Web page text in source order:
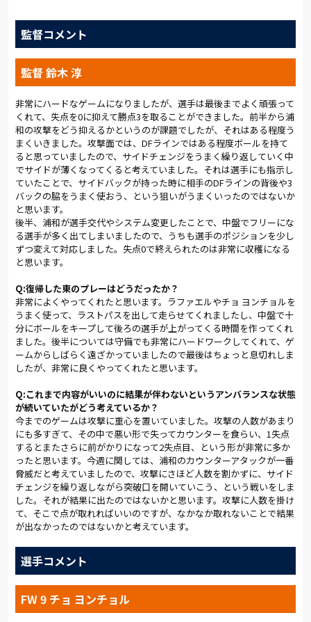
引き出し、自らも生きることができる彼の復帰は、勝利への期
待を加速させる。
新監督を迎えた相手は好調だが、現時点の調子や成績が意味を
成さないのは、過去のゲームが教えてくれている。「浦和を想
定して一週間準備をしてきたことを表現したい」という渡邉の
意気込みは、チーム全体に共通するものだ。
リーグ戦ホーム初勝利をつかむために。ファン・サポーター
と、歓喜を分かち合うために。譲れない思いを胸に秘め、選手
たちはダービーに挑む。
キックオフ後のざわめきがおさまりかけた８分、スタジアムに
オレンジ色の歓喜が走り抜ける。左サイドの渡邉からスルーパ
スを受けたチョ ヨンチョルが、カットインから見事な一撃をゴ
ール右スミに突き刺したのだ。「パスコースが見えたので迷い
なく出せた」と渡邉は話し、「すごくいいパスが出てきたので
決められて良かった」とチョ ヨンチョルも振り返る。完璧な意
思の疎通から生まれた先制弾だった。
その後もアルディージャは、しっかりとした守備をベースにゲー
ムをコントロールする。「攻」から「守」へ切り替わった瞬間
にブロックを敷き、相手に意図的にボールをまわさせる状況を
作り出す。「中を締めるのは意識していて、梅崎選手にボールを
出させた瞬間に坪内と挟むようにしました。そこはうまくいっ
たと思う」と語ったのは渡邉である。また、ダブルボランチの
一角を担う青木は、「今日はカルリーニョスが右、自分が左と
できるだけ分けるようにしました」と言う。個々の役割を明確
化し、そのうえで組織としての機能性を高めていったのであ
さらに加えて、選手同士の距離感も絶妙だった。ボールホルダー
への的確なサポートが、スムーズかつ鋭利なカウンターを実現
させていたのである。
27分に追加点が生まれたのは、試合の流れを考えれば当然だっ
ただろう。チョ ヨンチョルが左サイドからあげたクロスを、ラ
ファエルがヘディングで決めたのだ。ダービーに抜群の強さを
発揮する背番号10が、この日も"浦和キラー"ぶりを見せつけた
瞬間である。
リードを２点に拡げたアルディージャは、引き続きゲームをコン
トロールする。「ボールの奪い方が良かったので、カウンター
にうまくつなげられていた」とは青木だが、28分にもビッグチ
ャンスを迎えるなど、危なげない展開で前半終了のホイッスル
を聞いた。
的な布陣で挑んでくる。しかし、アルディージャは冷静に対応す
監督コメント
監督 鈴木 淳
非常にハードなゲームになりましたが、選手は最後までよく頑張って
くれて、失点を0に抑えて勝点3を取ることができました。前半から浦
和の攻撃をどう抑えるかというのが課題でしたが、それはある程度う
まくいきました。攻撃面では、DFラインではある程度ボールを持て
ると思っていましたので、サイドチェンジをうまく繰り返していく中
でサイドが薄くなってくると考えていました。それは選手にも指示し
ていたことで、サイドバックが持った時に相手のDFラインの背後や3
バックの脇をうまく使おう、という狙いがうまくいったのではないか
と思います。
後半、浦和が選手交代やシステム変更したことで、中盤でフリーにな
る選手が多く出てしまいましたので、うちも選手のポジションを少し
ずつ変えて対応しました。失点0で終えられたのは非常に収穫になる
と思います。
Q:復帰した東のプレーはどうだったか？
非常によくやってくれたと思います。ラファエルやチョ ヨンチョルを
うまく使って、ラストパスを出して走らせてくれましたし、中盤で十
分にボールをキープして後ろの選手が上がってくる時間を作ってくれ
ました。後半については守備でも非常にハードワークしてくれて、ゲ
ームからしばらく遠ざかっていましたので最後はちょっと息切れしま
したが、非常に良くやってくれたと思います。
Q:これまで内容がいいのに結果が伴わないというアンバランスな状態
が続いていたがどう考えているか？
今までのゲームは攻撃に重心を置いていました。攻撃の人数があまり
にも多すぎて、その中で悪い形で失ってカウンターを食らい、1失点
するとまたさらに前がかりになって2失点目、という形が非常に多か
ったと思います。今週に関しては、浦和のカウンターアタックが一番
脅威だと考えていましたので、攻撃にさほど人数を割かずに、サイド
チェンジを繰り返しながら突破口を開いていこう、という戦いをしま
した。それが結果に出たのではないかと思います。攻撃に人数を掛け
て、そこで点が取れればいいのですが、なかなか取れないことで結果
が出なかったのではないかと考えています。
選手コメント
FW 9 チョ ヨンチョル